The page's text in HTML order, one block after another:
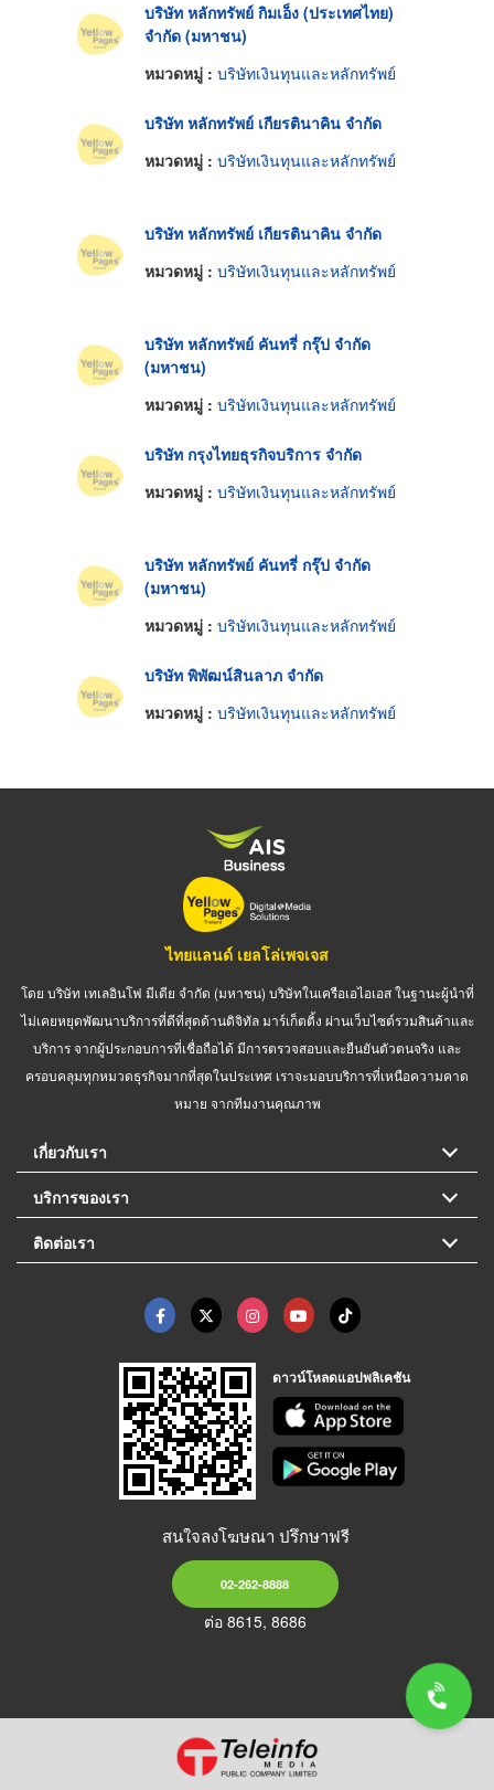
บริษัท หลักทรัพย์ กิมเอ็ง (ประเทศไทย)
จำกัด (มหาชน)
หมวดหมู่ : บริษัทเงินทุนและหลักทรัพย์
บริษัท หลักทรัพย์ เกียรตินาคิน จำกัด
หมวดหมู่ : บริษัทเงินทุนและหลักทรัพย์
บริษัท หลักทรัพย์ เกียรตินาคิน จำกัด
หมวดหมู่ : บริษัทเงินทุนและหลักทรัพย์
บริษัท หลักทรัพย์ คันทรี่ กรุ๊ป จำกัด
(มหาชน)
หมวดหมู่ : บริษัทเงินทุนและหลักทรัพย์
บริษัท กรุงไทยธุรกิจบริการ จำกัด
หมวดหมู่ : บริษัทเงินทุนและหลักทรัพย์
บริษัท หลักทรัพย์ คันทรี่ กรุ๊ป จำกัด
(มหาชน)
หมวดหมู่ : บริษัทเงินทุนและหลักทรัพย์
บริษัท พิพัฒน์สินลาภ จำกัด
หมวดหมู่ : บริษัทเงินทุนและหลักทรัพย์
ไทยแลนด์ เยลโล่เพจเจส
โดย บริษัท เทเลอินโฟ มีเดีย จำกัด (มหาชน) บริษัทในเครือเอไอเอส ในฐานะผู้นำที่
ไม่เคยหยุดพัฒนาบริการที่ดีที่สุดด้านดิจิทัล มาร์เก็ตติ้ง ผ่านเว็บไซต์รวมสินค้าและ
บริการ จากผู้ประกอบการที่เชื่อถือได้ มีการตรวจสอบและยืนยันตัวตนจริง และ
ครอบคลุมทุกหมวดธุรกิจมากที่สุดในประเทศ เราจะมอบบริการที่เหนือความคาด
หมาย จากทีมงานคุณภาพ
เกี่ยวกับเรา
บริการของเรา
ติดต่อเรา
ดาวน์โหลดแอปพลิเคชัน
สนใจลงโฆษณา ปรึกษาฟรี
02-262-8888
ต่อ 8615, 8686